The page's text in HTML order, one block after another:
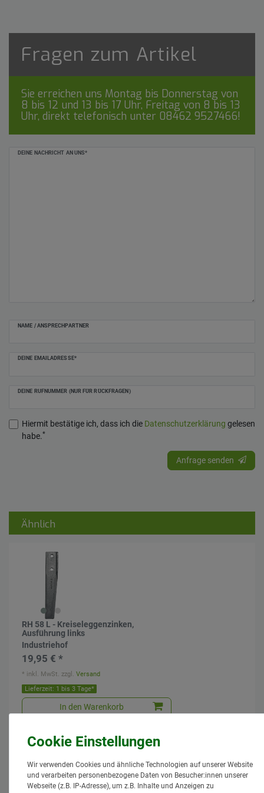
Fragen zum Artikel
Sie erreichen uns Montag bis Donnerstag von
8 bis 12 und 13 bis 17 Uhr, Freitag von 8 bis 13
Uhr, direkt telefonisch unter 08462 9527466!
DEINE NACHRICHT AN UNS*
NAME / ANSPRECHPARTNER
DEINE EMAILADRESSE*
DEINE RUFNUMMER (NUR FÜR RÜCKFRAGEN)
Hiermit bestätige ich, dass ich die Daten­schutz­erklärung gelesen
habe.*
Ceres::Template.mailFormHoneypotLabel
Anfrage senden
Ähnlich
RH 58 L - Kreiseleggenzinken,
Ausführung links
Industriehof
19,95 € *
Lieferzeit: 1 bis 3 Tage*
In den Warenkorb
* inkl. MwSt. zzgl.Versand
Wir verwenden Cookies und ähnliche Technologien auf unserer Website
und verarbeiten personenbezogene Daten von Besucher:innen unserer
Webseite (z.B. IP-Adresse), um z.B. Inhalte und Anzeigen zu